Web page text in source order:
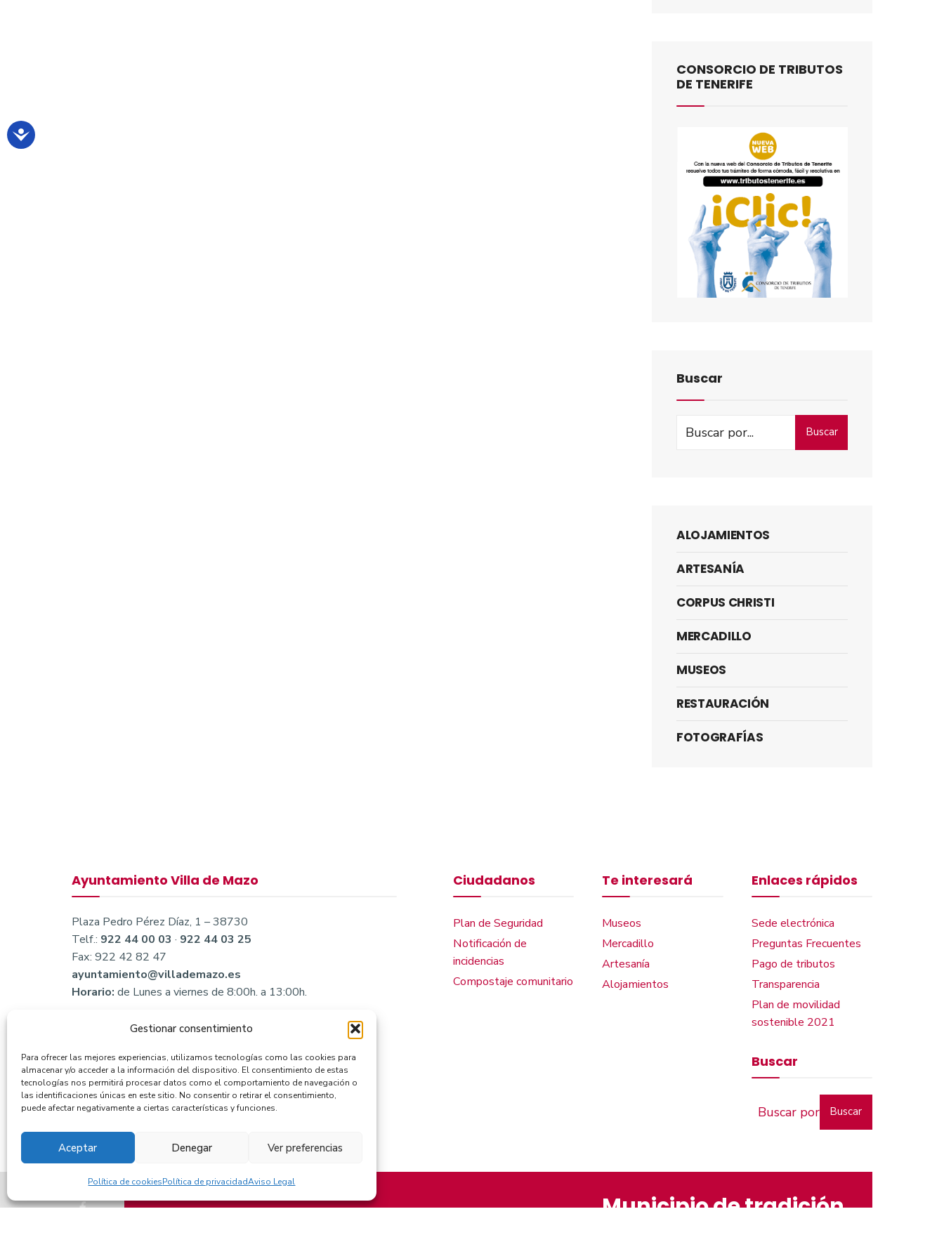
Gestionar consentimiento
Para ofrecer las mejores experiencias, utilizamos tecnologías como las cookies para
almacenar y/o acceder a la información del dispositivo. El consentimiento de estas
tecnologías nos permitirá procesar datos como el comportamiento de navegación o
las identificaciones únicas en este sitio. No consentir o retirar el consentimiento,
puede afectar negativamente a ciertas características y funciones.
Aceptar Denegar Ver preferencias
Política de cookiesPolítica de privacidadAviso Legal
CONSORCIO DE TRIBUTOS
DE TENERIFE
Buscar
Buscar
ALOJAMIENTOS
ARTESANÍA
CORPUS CHRISTI
MERCADILLO
MUSEOS
RESTAURACIÓN
FOTOGRAFÍAS
Ayuntamiento Villa de Mazo
Plaza Pedro Pérez Díaz, 1 – 38730
Telf.: 922 44 00 03 · 922 44 03 25
Fax: 922 42 82 47
ayuntamiento@villademazo.es
Horario: de Lunes a viernes de 8:00h. a 13:00h.
Ciudadanos
Plan de Seguridad
Notificación de
incidencias
Compostaje comunitario
Te interesará
Museos
Mercadillo
Artesanía
Alojamientos
Enlaces rápidos
Sede electrónica
Preguntas Frecuentes
Pago de tributos
Transparencia
Plan de movilidad
sostenible 2021
Buscar
Buscar
Municipio de tradición